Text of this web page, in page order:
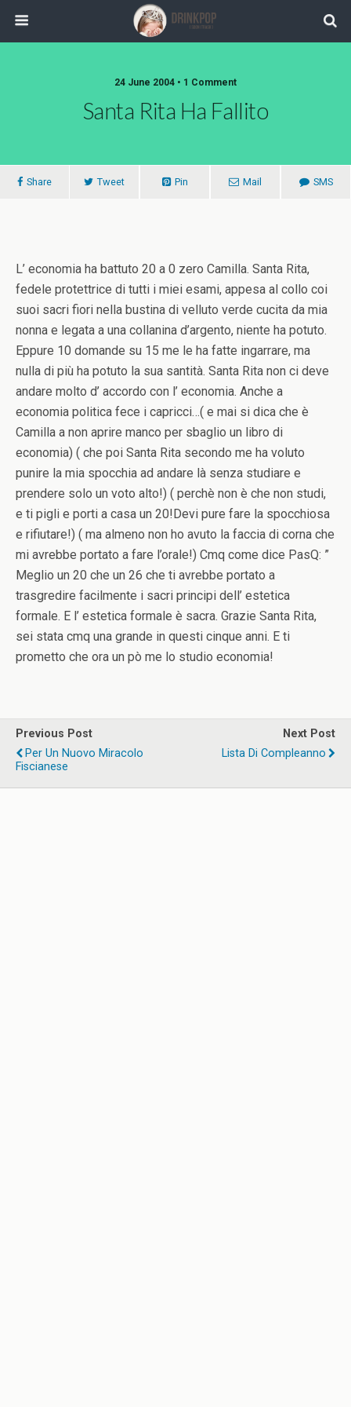
24 June 2004 • 1 Comment
Santa Rita Ha Fallito
Share Tweet Pin Mail SMS
L’ economia ha battuto 20 a 0 zero Camilla. Santa Rita,
fedele protettrice di tutti i miei esami, appesa al collo coi
suoi sacri fiori nella bustina di velluto verde cucita da mia
nonna e legata a una collanina d’argento, niente ha potuto.
Eppure 10 domande su 15 me le ha fatte ingarrare, ma
nulla di più ha potuto la sua santità. Santa Rita non ci deve
andare molto d’ accordo con l’ economia. Anche a
economia politica fece i capricci…( e mai si dica che è
Camilla a non aprire manco per sbaglio un libro di
economia) ( che poi Santa Rita secondo me ha voluto
punire la mia spocchia ad andare là senza studiare e
prendere solo un voto alto!) ( perchè non è che non studi,
e ti pigli e porti a casa un 20!Devi pure fare la spocchiosa
e rifiutare!) ( ma almeno non ho avuto la faccia di corna che
mi avrebbe portato a fare l’orale!) Cmq come dice PasQ: ”
Meglio un 20 che un 26 che ti avrebbe portato a
trasgredire facilmente i sacri principi dell’ estetica
formale. E l’ estetica formale è sacra. Grazie Santa Rita,
sei stata cmq una grande in questi cinque anni. E ti
prometto che ora un pò me lo studio economia!
Previous Post
Per Un Nuovo Miracolo
Fiscianese
Next Post
Lista Di Compleanno